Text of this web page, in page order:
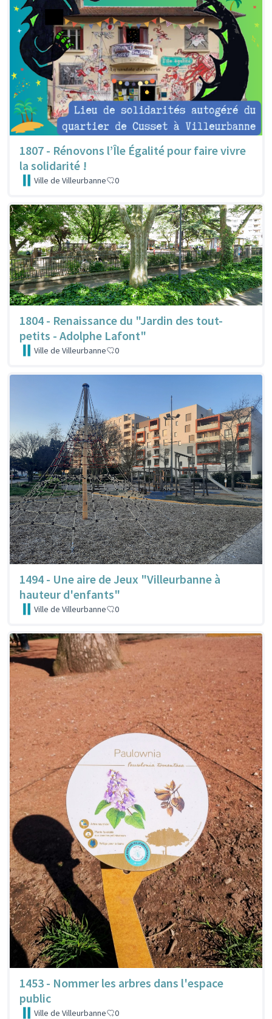
1807 - Rénovons l’Île Égalité pour faire vivre
la solidarité !
Ville de Villeurbanne 0
1804 - Renaissance du "Jardin des tout-
petits - Adolphe Lafont"
Ville de Villeurbanne 0
1494 - Une aire de Jeux "Villeurbanne à
hauteur d'enfants"
Ville de Villeurbanne 0
1453 - Nommer les arbres dans l'espace
public
Ville de Villeurbanne 0